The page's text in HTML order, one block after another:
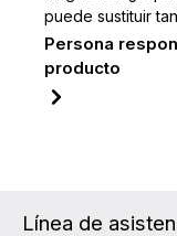
puede sustituir
Persona
producto
Línea de